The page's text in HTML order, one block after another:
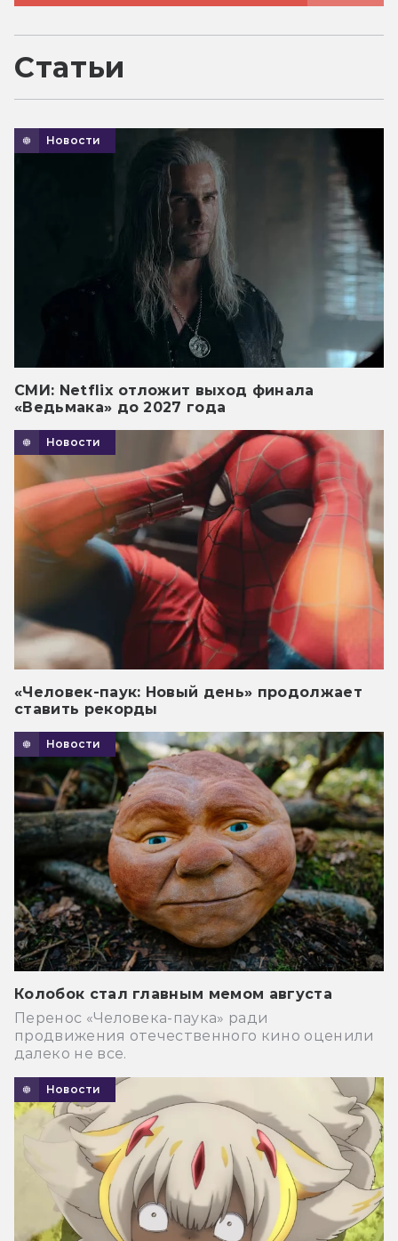
Статьи
Новости
СМИ: Netflix отложит выход финала
«Ведьмака» до 2027 года
Новости
«Человек-паук: Новый день» продолжает
ставить рекорды
Новости
Колобок стал главным мемом августа
Перенос «Человека-паука» ради
продвижения отечественного кино оценили
далеко не все.
Новости